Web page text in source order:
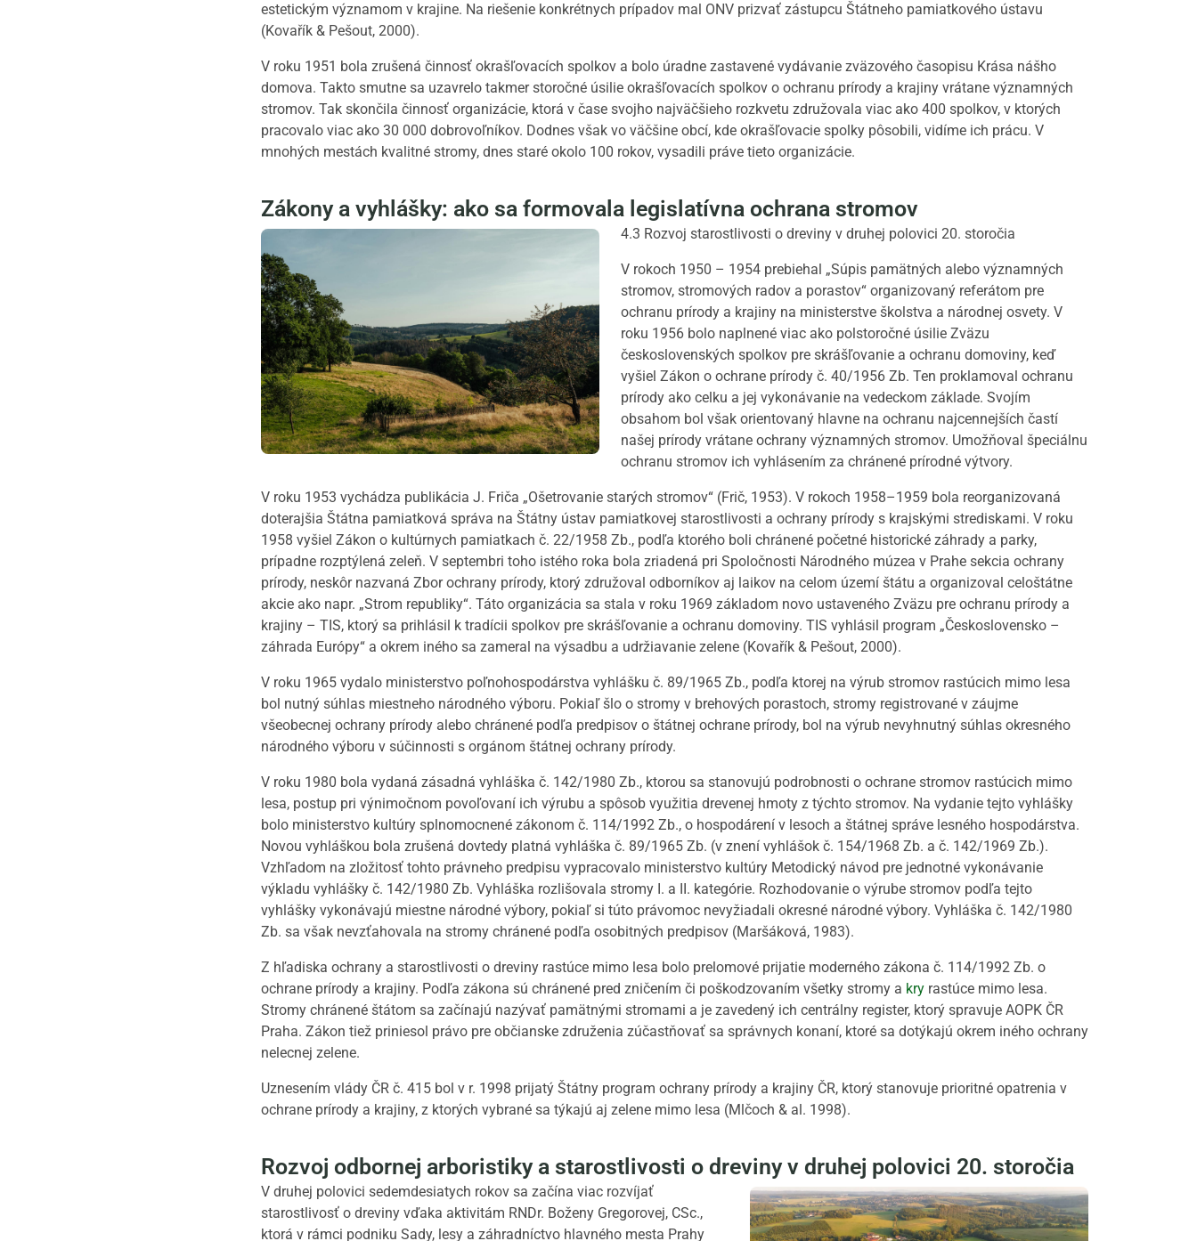
estetickým významom v krajine. Na riešenie konkrétnych prípadov mal ONV prizvať zástupcu Štátneho pamiatkového ústavu
(Kovařík & Pešout, 2000).
V roku 1951 bola zrušená činnosť okrašľovacích spolkov a bolo úradne zastavené vydávanie zväzového časopisu Krása nášho
domova. Takto smutne sa uzavrelo takmer storočné úsilie okrašľovacích spolkov o ochranu prírody a krajiny vrátane významných
stromov. Tak skončila činnosť organizácie, ktorá v čase svojho najväčšieho rozkvetu združovala viac ako 400 spolkov, v ktorých
pracovalo viac ako 30 000 dobrovoľníkov. Dodnes však vo väčšine obcí, kde okrašľovacie spolky pôsobili, vidíme ich prácu. V
mnohých mestách kvalitné stromy, dnes staré okolo 100 rokov, vysadili práve tieto organizácie.
Zákony a vyhlášky: ako sa formovala legislatívna ochrana stromov
4.3 Rozvoj starostlivosti o dreviny v druhej polovici 20. storočia
V rokoch 1950 – 1954 prebiehal „Súpis pamätných alebo významných
stromov, stromových radov a porastov“ organizovaný referátom pre
ochranu prírody a krajiny na ministerstve školstva a národnej osvety. V
roku 1956 bolo naplnené viac ako polstoročné úsilie Zväzu
československých spolkov pre skrášľovanie a ochranu domoviny, keď
vyšiel Zákon o ochrane prírody č. 40/1956 Zb. Ten proklamoval ochranu
prírody ako celku a jej vykonávanie na vedeckom základe. Svojím
obsahom bol však orientovaný hlavne na ochranu najcennejších častí
našej prírody vrátane ochrany významných stromov. Umožňoval špeciálnu
ochranu stromov ich vyhlásením za chránené prírodné výtvory.
V roku 1953 vychádza publikácia J. Friča „Ošetrovanie starých stromov“ (Frič, 1953). V rokoch 1958–1959 bola reorganizovaná
doterajšia Štátna pamiatková správa na Štátny ústav pamiatkovej starostlivosti a ochrany prírody s krajskými strediskami. V roku
1958 vyšiel Zákon o kultúrnych pamiatkach č. 22/1958 Zb., podľa ktorého boli chránené početné historické záhrady a parky,
prípadne rozptýlená zeleň. V septembri toho istého roka bola zriadená pri Spoločnosti Národného múzea v Prahe sekcia ochrany
prírody, neskôr nazvaná Zbor ochrany prírody, ktorý združoval odborníkov aj laikov na celom území štátu a organizoval celoštátne
akcie ako napr. „Strom republiky“. Táto organizácia sa stala v roku 1969 základom novo ustaveného Zväzu pre ochranu prírody a
krajiny – TIS, ktorý sa prihlásil k tradícii spolkov pre skrášľovanie a ochranu domoviny. TIS vyhlásil program „Československo –
záhrada Európy“ a okrem iného sa zameral na výsadbu a udržiavanie zelene (Kovařík & Pešout, 2000).
V roku 1965 vydalo ministerstvo poľnohospodárstva vyhlášku č. 89/1965 Zb., podľa ktorej na výrub stromov rastúcich mimo lesa
bol nutný súhlas miestneho národného výboru. Pokiaľ šlo o stromy v brehových porastoch, stromy registrované v záujme
všeobecnej ochrany prírody alebo chránené podľa predpisov o štátnej ochrane prírody, bol na výrub nevyhnutný súhlas okresného
národného výboru v súčinnosti s orgánom štátnej ochrany prírody.
V roku 1980 bola vydaná zásadná vyhláška č. 142/1980 Zb., ktorou sa stanovujú podrobnosti o ochrane stromov rastúcich mimo
lesa, postup pri výnimočnom povoľovaní ich výrubu a spôsob využitia drevenej hmoty z týchto stromov. Na vydanie tejto vyhlášky
bolo ministerstvo kultúry splnomocnené zákonom č. 114/1992 Zb., o hospodárení v lesoch a štátnej správe lesného hospodárstva.
Novou vyhláškou bola zrušená dovtedy platná vyhláška č. 89/1965 Zb. (v znení vyhlášok č. 154/1968 Zb. a č. 142/1969 Zb.).
Vzhľadom na zložitosť tohto právneho predpisu vypracovalo ministerstvo kultúry Metodický návod pre jednotné vykonávanie
výkladu vyhlášky č. 142/1980 Zb. Vyhláška rozlišovala stromy I. a II. kategórie. Rozhodovanie o výrube stromov podľa tejto
vyhlášky vykonávajú miestne národné výbory, pokiaľ si túto právomoc nevyžiadali okresné národné výbory. Vyhláška č. 142/1980
Zb. sa však nevzťahovala na stromy chránené podľa osobitných predpisov (Maršáková, 1983).
Z hľadiska ochrany a starostlivosti o dreviny rastúce mimo lesa bolo prelomové prijatie moderného zákona č. 114/1992 Zb. o
ochrane prírody a krajiny. Podľa zákona sú chránené pred zničením či poškodzovaním všetky stromy a kry rastúce mimo lesa.
Stromy chránené štátom sa začínajú nazývať pamätnými stromami a je zavedený ich centrálny register, ktorý spravuje AOPK ČR
Praha. Zákon tiež priniesol právo pre občianske združenia zúčastňovať sa správnych konaní, ktoré sa dotýkajú okrem iného ochrany
nelесnej zelene.
Uznesením vlády ČR č. 415 bol v r. 1998 prijatý Štátny program ochrany prírody a krajiny ČR, ktorý stanovuje prioritné opatrenia v
ochrane prírody a krajiny, z ktorých vybrané sa týkajú aj zelene mimo lesa (Mlčoch & al. 1998).
Rozvoj odbornej arboristiky a starostlivosti o dreviny v druhej polovici 20. storočia
V druhej polovici sedemdesiatych rokov sa začína viac rozvíjať
starostlivosť o dreviny vďaka aktivitám RNDr. Boženy Gregorovej, CSc.,
ktorá v rámci podniku Sady, lesy a záhradníctvo hlavného mesta Prahy